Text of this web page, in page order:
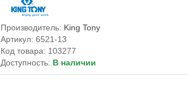
Производитель: King Tony
Артикул: 6521-13
Код товара: 103277
Доступность: В наличии